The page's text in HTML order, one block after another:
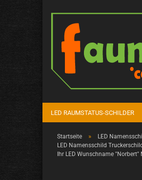
LED RAUMSTATUS-SCHILDER
Startseite » LED
LED Namensschild
Ihr LED Wunschname